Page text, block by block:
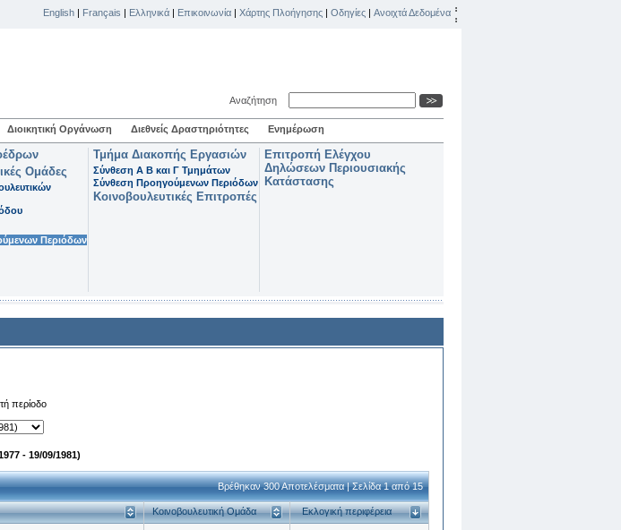
English | Français | Ελληνικά | Επικοινωνία | Χάρτης Πλοήγησης | Οδηγίες | Ανοιχτά Δεδομένα
Αναζήτηση
Διοικητική Οργάνωση Διεθνείς Δραστηριότητες Ενημέρωση
Ομάδες
Περιόδων
Τμήμα Διακοπής Εργασιών
Σύνθεση Α Β και Γ Τμημάτων
Σύνθεση Προηγούμενων Περιόδων
Κοινοβουλευτικές Επιτροπές
Επιτροπή Ελέγχου
Δηλώσεων Περιουσιακής
Κατάστασης
περίοδο
- 19/09/1981)
Βρέθηκαν 300 Αποτελέσματα | Σελίδα 1 από 15
Κοινοβουλευτική Ομάδα Εκλογική περιφέρεια